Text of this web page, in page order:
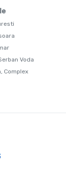
Voda
Complex